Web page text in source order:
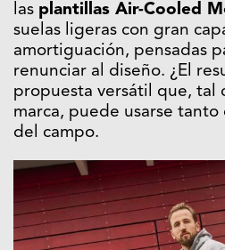
las plantillas Air-Cooled
suelas ligeras con gran
amortiguación, pensadas
renunciar al diseño. ¿El
propuesta versátil que, tal
marca, puede usarse
del campo.